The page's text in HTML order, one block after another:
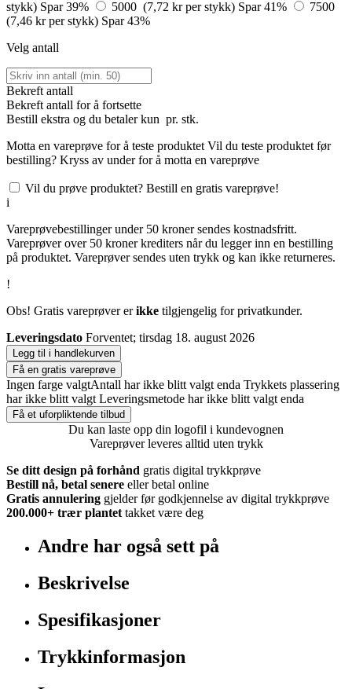
stykk) Spar 39% 5000 (7,72 kr per stykk) Spar 41%
7500
(7,46 kr per stykk) Spar 43%
Velg antall
Bekreft antall
Bekreft antall for å fortsette
Bestill ekstra og du betaler kun pr. stk.
Motta en vareprøve for å teste produktet Vil du teste produktet før
bestilling? Kryss av under for å motta en vareprøve
Vil du prøve produktet? Bestill en gratis vareprøve!
i
Vareprøvebestillinger under 50 kroner sendes kostnadsfritt.
Vareprøver over 50 kroner krediters når du legger inn en bestilling
på produktet. Vareprøver sendes uten trykk og kan ikke returneres.
!
Obs! Gratis vareprøver erikke tilgjengelig for privatkunder.
Leveringsdato Forventet; tirsdag 18. august 2026
Legg til i handlekurven
Få en gratis vareprøve
Ingen farge valgtAntall har ikke blitt valgt enda Trykkets plassering
har ikke blitt valgt Leveringsmetode har ikke blitt valgt enda
Få et uforpliktende tilbud
Du kan laste opp din logofil i kundevognen
Vareprøver leveres alltid uten trykk
Se ditt design på forhånd gratis digital trykkprøve
Bestill nå, betal senere eller betal online
Gratis annulering gjelder før godkjennelse av digital trykkprøve
200.000+ trær plantet takket være deg
Andre har også sett på
Beskrivelse
Spesifikasjoner
Trykkinformasjon